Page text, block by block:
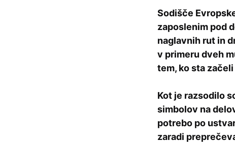
Sodišče
zaposlenim pod
naglavnih rut in
v primeru dveh
tem, ko sta
Kot je razsodilo
simbolov na
potrebo po
zaradi